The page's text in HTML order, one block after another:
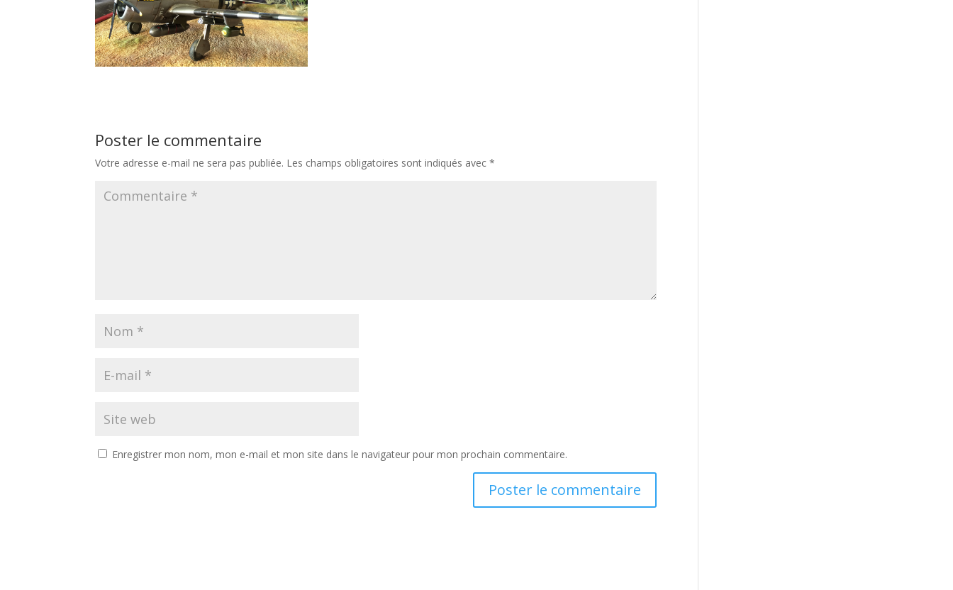
Poster le commentaire
Votre adresse e-mail ne sera pas publiée. Les champs obligatoires sont indiqués avec*
Enregistrer mon nom, mon e-mail et mon site dans le navigateur pour mon prochain commentaire.